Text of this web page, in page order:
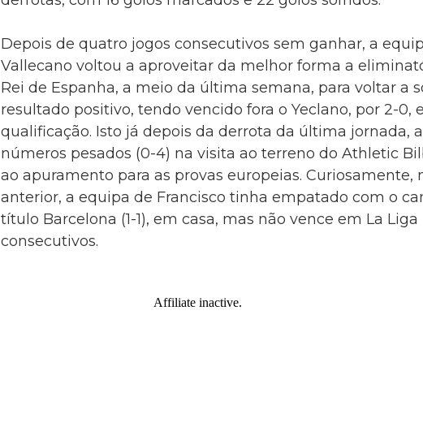
Depois de quatro jogos consecutivos sem ganhar, a
Vallecano voltou a aproveitar da melhor forma a
Rei de Espanha, a meio da última semana, para voltar a
resultado positivo, tendo vencido fora o Yeclano, por 2-0,
qualificação. Isto já depois da derrota da última jornada,
números pesados (0-4) na visita ao terreno do Athletic
ao apuramento para as provas europeias. Curiosamente,
anterior, a equipa de Francisco tinha empatado com o
título Barcelona (1-1), em casa, mas não vence em La
consecutivos.